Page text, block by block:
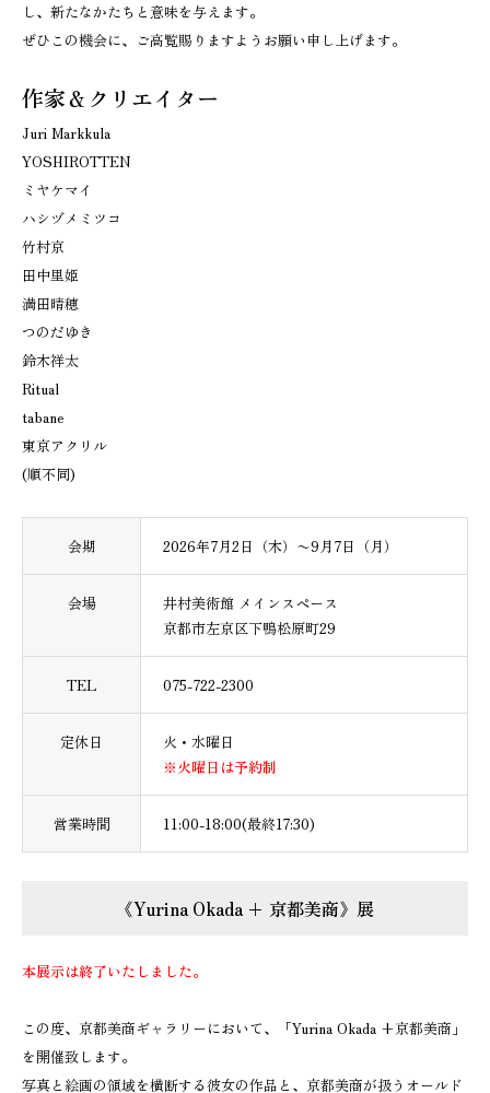
し、新たなかたちと意味を与えます。
ぜひこの機会に、ご高覧賜りますようお願い申し上げます。
作家＆クリエイター
Juri Markkula
YOSHIROTTEN
ミヤケマイ
ハシヅメミツコ
竹村京
田中里姫
満田晴穂
つのだゆき
鈴木祥太
Ritual
tabane
東京アクリル
(順不同)
会期 2026年7月2日（木）〜9月7日（月）
会場
井村美術館 メインスペース
京都市左京区下鴨松原町29
TEL 075-722-2300
定休日
火・水曜日
※火曜日は予約制
営業時間 11:00-18:00(最終17:30)
《Yurina Okada + 京都美商》展
本展示は終了いたしました。
この度、京都美商ギャラリーにおいて、「Yurina Okada +京都美商」
を開催致します。
写真と絵画の領域を横断する彼女の作品と、京都美商が扱うオールド